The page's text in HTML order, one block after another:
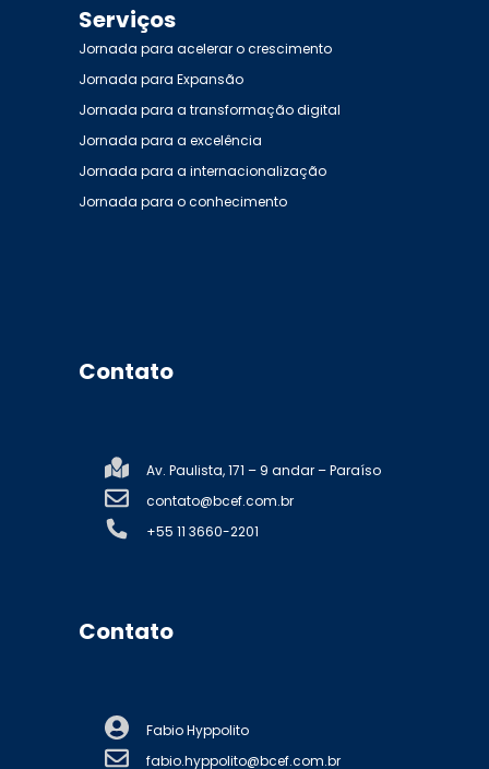
Serviços
Jornada para acelerar o crescimento
Jornada para Expansão
Jornada para a transformação digital
Jornada para a excelência
Jornada para a internacionalização
Jornada para o conhecimento
Contato
Av. Paulista, 171 – 9 andar – Paraíso
contato@bcef.com.br
+55 11 3660-2201
Contato
Fabio Hyppolito
fabio.hyppolito@bcef.com.br